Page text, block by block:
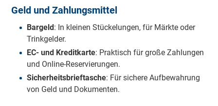
Geld und Zahlungsmittel
Bargeld : In kleinen Stückelungen, für Märkte oder
Trinkgelder.
EC- und Kreditkarte: Praktisch für große Zahlungen
und Online-Reservierungen.
Sicherheitsbrieftasche: Für sichere Aufbewahrung
von Geld und Dokumenten.